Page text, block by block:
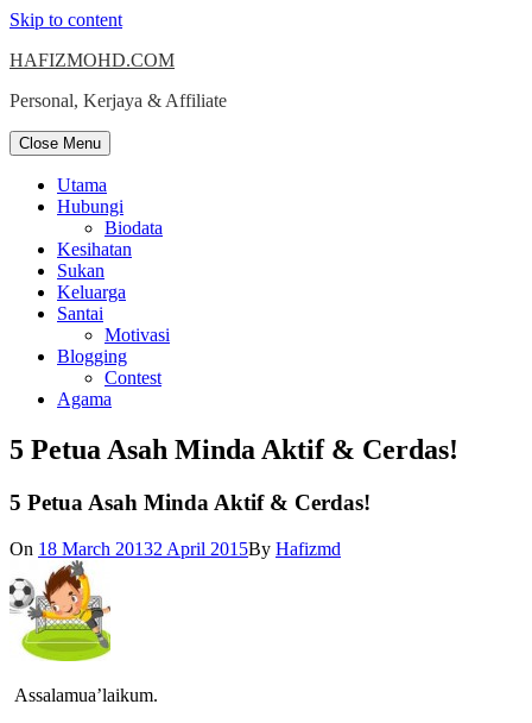
Skip to content
HAFIZMOHD.COM
Personal, Kerjaya & Affiliate
Close Menu
Utama
Hubungi
Biodata
Kesihatan
Sukan
Keluarga
Santai
Motivasi
Blogging
Contest
Agama
5 Petua Asah Minda Aktif & Cerdas!
5 Petua Asah Minda Aktif & Cerdas!
On 18 March 20132 April 2015By Hafizmd
Assalamua’laikum.